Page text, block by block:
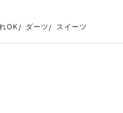
OK ダーツ スイーツ